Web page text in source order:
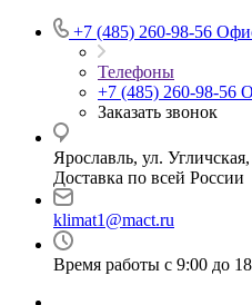
+7 (485) 260-98-56
Телефоны
+7 (485) 260-98-56
Заказать звонок
Ярославль, ул.
Доставка по всей России
klimat1@mact.ru
Время работы с 9:00 до